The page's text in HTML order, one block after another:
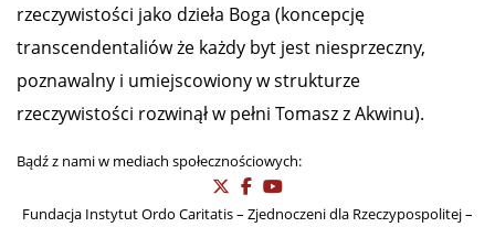
rzeczywistości jako dzieła Boga (koncepcję
transcendentaliów że każdy byt jest niesprzeczny,
poznawalny i umiejscowiony w strukturze
rzeczywistości rozwinął w pełni Tomasz z Akwinu).
Bądź z nami w mediach społecznościowych:
Fundacja Instytut Ordo Caritatis – Zjednoczeni dla Rzeczypospolitej –